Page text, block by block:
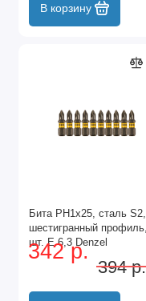
В корзину
Бита PH1х25, сталь S2,
шестигранный
шт. Е 6,3 Denzel
342 р.
394 р.